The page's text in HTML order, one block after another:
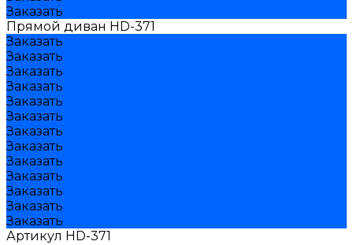
Заказать
Прямой диван HD-371
Заказать
Заказать
Заказать
Заказать
Заказать
Заказать
Заказать
Заказать
Заказать
Заказать
Заказать
Заказать
Заказать
Артикул HD-371